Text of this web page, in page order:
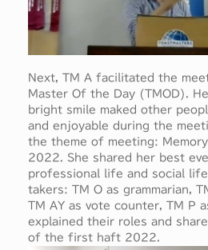
Next, TM A facilitated the
Master Of the Day (TMOD).
bright smile maked other
and enjoyable during the
the theme of meeting:
2022. She shared her best
professional life and social
takers: TM O as grammarian,
TM AY as vote counter, TM P
explained their roles and
of the first haft 2022.